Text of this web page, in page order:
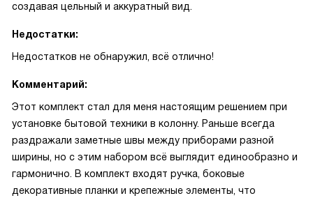
создавая цельный и аккуратный вид.
Недостатки:
Недостатков не обнаружил, всё отлично!
Комментарий:
Этот комплект стал для меня настоящим решением при
установке бытовой техники в колонну. Раньше всегда
раздражали заметные швы между приборами разной
ширины, но с этим набором всё выглядит единообразно и
гармонично. В комплект входят ручка, боковые
декоративные планки и крепежные элементы, что